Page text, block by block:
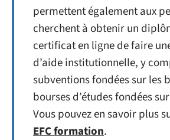
permettent également aux
cherchent à obtenir un
certificat en ligne de faire
d’aide institutionnelle, y
subventions fondées sur les
bourses d’études fondées
Vous pouvez en savoir plus
EFC formation.